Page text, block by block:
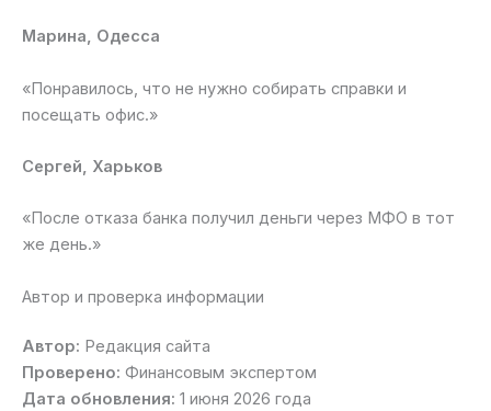
Марина, Одесса
«Понравилось, что не нужно собирать справки и
посещать офис.»
Сергей, Харьков
«После отказа банка получил деньги через МФО в тот
же день.»
Автор и проверка информации
Автор: Редакция сайта
Проверено: Финансовым экспертом
Дата обновления: 1 июня 2026 года